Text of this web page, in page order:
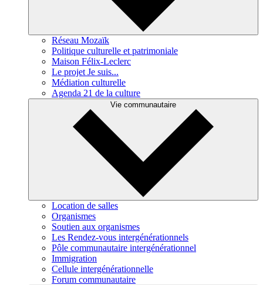
Réseau Mozaïk
Politique culturelle et patrimoniale
Maison Félix-Leclerc
Le projet Je suis...
Médiation culturelle
Agenda 21 de la culture
Vie communautaire
Location de salles
Organismes
Soutien aux organismes
Les Rendez-vous intergénérationnels
Pôle communautaire intergénérationnel
Immigration
Cellule intergénérationnelle
Forum communautaire